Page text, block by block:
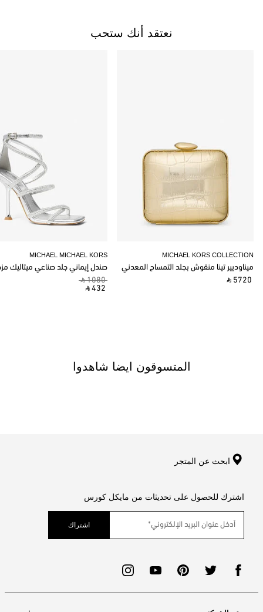
نعتقد أنك ستحب
MICHAEL MICHAEL KORS
صندل إيماني جلد صناعي ميتاليك
‎ ⃁ 1080 ‎
‎ ⃁ 432 ‎
MICHAEL KORS COLLECTION
ميناوديير تينا منقوش بجلد التمساح المعدني
‎ ⃁ 5720 ‎
المتسوقون ايضا شاهدوا
ابحث عن المتجر
اشترك للحصول على تحديثات من مايكل كورس
اشتراك